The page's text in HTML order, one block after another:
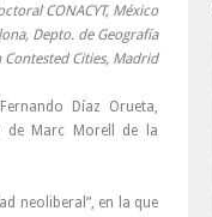
CONACYT, México
Depto. de Geografía
Cities, Madrid
Díaz Orueta,
de Marc Morell de la
neoliberal”, en la que